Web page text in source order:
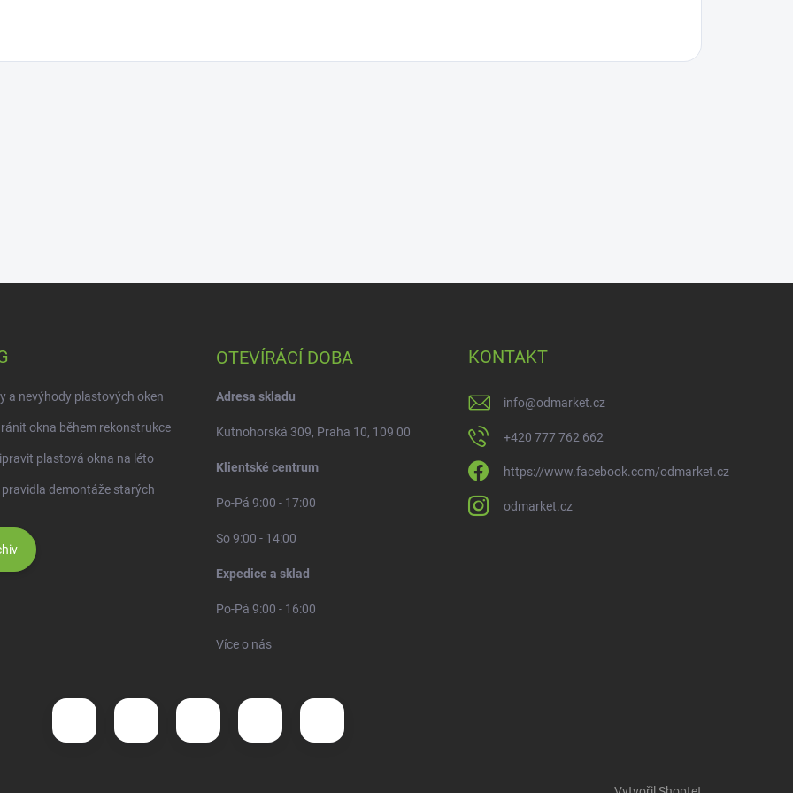
a nevýhody plastových oken
okna během rekonstrukce
plastová okna na léto
pravidla demontáže starých
OTEVÍRÁCÍ DOBA
Adresa skladu
Kutnohorská 309, Praha 10, 109 00
Klientské centrum
Po-Pá 9:00 - 17:00
So 9:00 - 14:00
Expedice a sklad
Po-Pá 9:00 - 16:00
Více o nás
KONTAKT
info@odmarket.cz
+420 777 762 662
https://www.facebook.com/odmarket.cz
odmarket.cz